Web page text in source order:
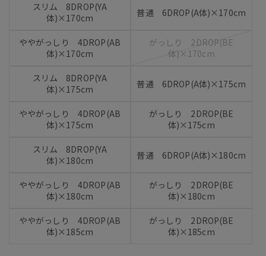
スリム 8DROP(YA
体)×170cm
普通 6DROP(A体)×170cm
ややがっしり 4DROP(AB
体)×170cm
がっしり 2DROP(BE
体)×170cm
スリム 8DROP(YA
体)×175cm
普通 6DROP(A体)×175cm
ややがっしり 4DROP(AB
体)×175cm
がっしり 2DROP(BE
体)×175cm
スリム 8DROP(YA
体)×180cm
普通 6DROP(A体)×180cm
ややがっしり 4DROP(AB
体)×180cm
がっしり 2DROP(BE
体)×180cm
ややがっしり 4DROP(AB
体)×185cm
がっしり 2DROP(BE
体)×185cm